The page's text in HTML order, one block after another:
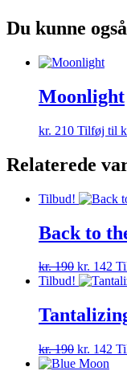
Du kunne
Moonlight
kr. 210 Tilføj til
Relaterede
Tilbud!
Back to
kr.190 Den
var:
kr. 190.
kr. 142
er:
kr.
Tilbud!
kr.190 Den
oprindelige
kr. 142